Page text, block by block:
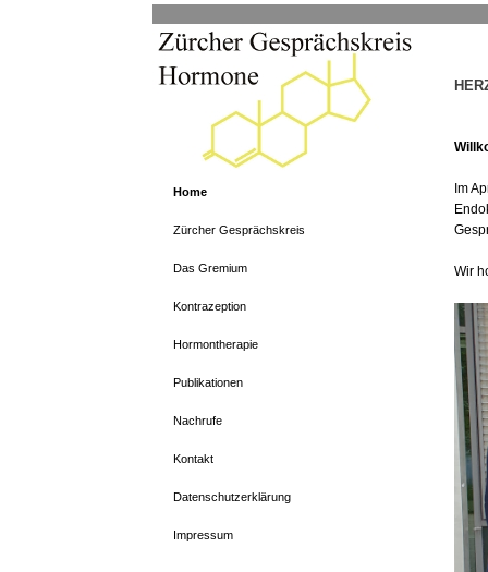
Home
Zürcher Gesprächskreis
Das Gremium
Kontrazeption
Hormontherapie
Publikationen
Nachrufe
Kontakt
Datenschutzerklärung
Impressum
Im
Wir